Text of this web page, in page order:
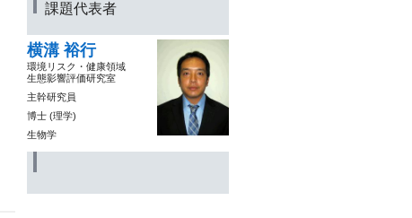
課題代表者
横溝 裕行
環境リスク・健康領域
生態影響評価研究室
主幹研究員
博士 (理学)
生物学